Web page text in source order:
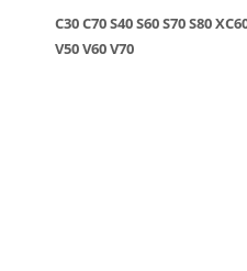
C30C70S40S60S70S80
V50V60V70